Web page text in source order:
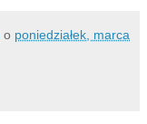
o poniedziałek, marca